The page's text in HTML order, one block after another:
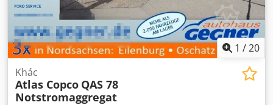
1 /20
Khác
Atlas Copco QAS 78
Notstromaggregat